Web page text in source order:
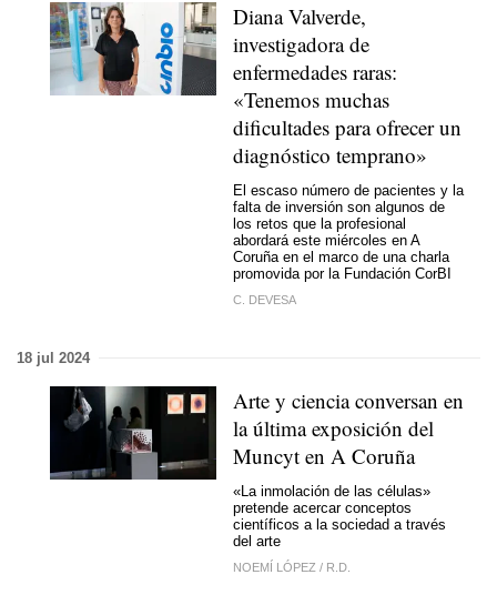
Diana Valverde,
investigadora de
enfermedades raras:
«Tenemos muchas
dificultades para ofrecer un
diagnóstico temprano»
El escaso número de pacientes y la
falta de inversión son algunos de
los retos que la profesional
abordará este miércoles en A
Coruña en el marco de una charla
promovida por la Fundación CorBI
C. DEVESA
18 jul 2024
Arte y ciencia conversan en
la última exposición del
Muncyt en A Coruña
«La inmolación de las células»
pretende acercar conceptos
científicos a la sociedad a través
del arte
NOEMÍ LÓPEZ / R.D.